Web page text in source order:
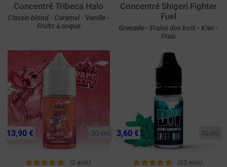
Concentré Tribeca Halo
Classic blond - Caramel - Vanille -
Fruits à coque
Concentré Shigeri Fighter
Fuel
Grenade - Fraise des bois - Kiwi -
Frais
30 ml
(2 avis)
13,90 € 10 ml
(23 avis)
3,60 €